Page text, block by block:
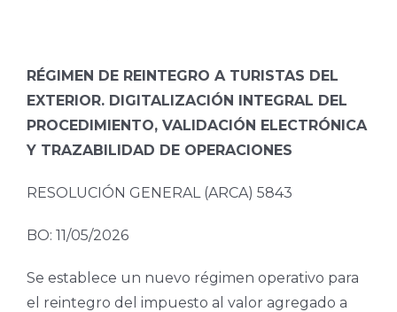
RÉGIMEN DE REINTEGRO A TURISTAS DEL
EXTERIOR. DIGITALIZACIÓN INTEGRAL DEL
PROCEDIMIENTO, VALIDACIÓN ELECTRÓNICA
Y TRAZABILIDAD DE OPERACIONES
RESOLUCIÓN GENERAL (ARCA) 5843
BO: 11/05/2026
Se establece un nuevo régimen operativo para
el reintegro del impuesto al valor agregado a